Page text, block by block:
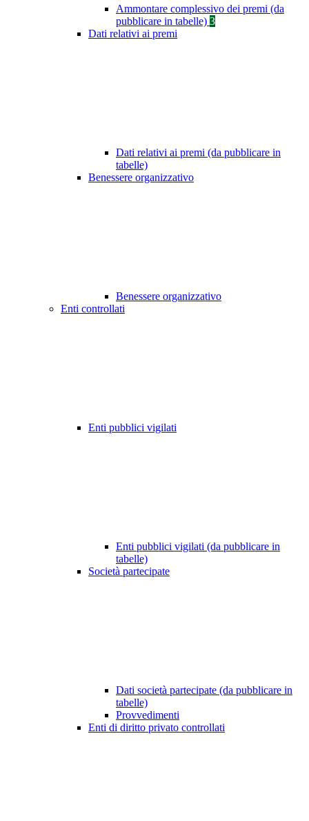
Ammontare complessivo dei premi (da
pubblicare in tabelle) 3
Dati relativi ai premi
Dati relativi ai premi (da pubblicare in
tabelle)
Benessere organizzativo
Benessere organizzativo
Enti controllati
Enti pubblici vigilati
Enti pubblici vigilati (da pubblicare in
tabelle)
Società partecipate
Dati società partecipate (da pubblicare in
tabelle)
Provvedimenti
Enti di diritto privato controllati